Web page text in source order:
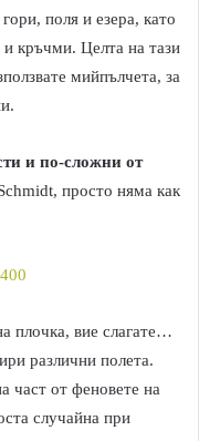
поля и езера, като
кръчми. Целта на тази
мийпълчета, за
и по-сложни от
просто няма как
плочка, вие слагате…
различни полета.
част от феновете на
случайна при